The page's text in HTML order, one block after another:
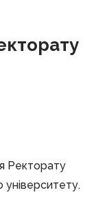
Ректорату
університету.